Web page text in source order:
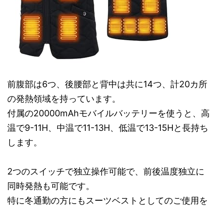
前腹部は6つ、後腰部と背中は共に14つ、計20カ所
の発熱領域を持っています。
付属の20000mAhモバイルバッテリーを使うと、高
温で9-11H、中温で11-13H、低温で13-15Hと長持ち
します。
2つのスイッチで独立操作可能で、前後温度独立に
同時発熱も可能です。
特に冬通勤の方にもスーツベストとしてのご使用を